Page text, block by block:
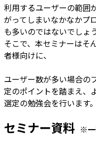
利用するユーザーの範囲
がってしまいなかなかプ
も多いのではないでしょ
そこで、本セミナーはそ
者様向けに、
ユーザー数が多い場合の
定のポイントを踏まえ、
選定の勉強会を行います。
セミナー資料 ※一